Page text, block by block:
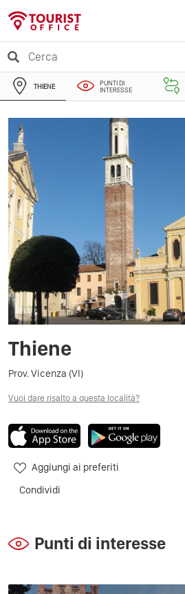
THIENE
PUNTI DI
INTERESSE
Thiene
Prov. Vicenza (VI)
Vuoi dare risalto a questa località?
Aggiungi ai preferiti
Condividi
Punti di interesse